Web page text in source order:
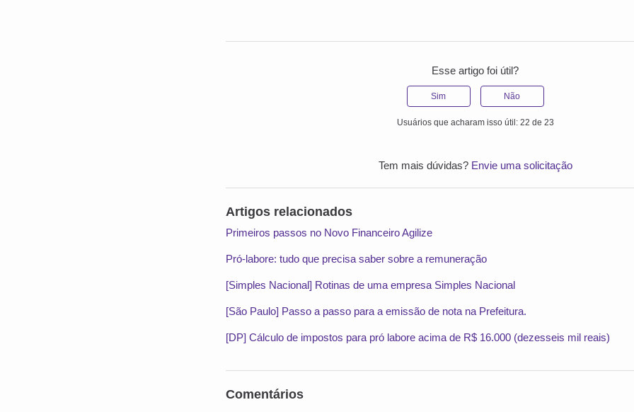
Esse artigo foi útil?
Sim Não
Usuários que acharam isso útil: 22 de 23
Tem mais dúvidas? Envie uma solicitação
Artigos relacionados
Primeiros passos no Novo Financeiro Agilize
Pró-labore: tudo que precisa saber sobre a remuneração
[Simples Nacional] Rotinas de uma empresa Simples Nacional
[São Paulo] Passo a passo para a emissão de nota na Prefeitura.
[DP] Cálculo de impostos para pró labore acima de R$ 16.000 (dezesseis mil reais)
Comentários